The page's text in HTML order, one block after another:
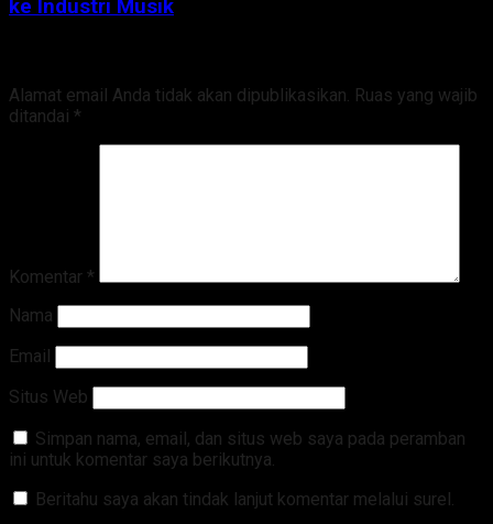
ke Industri Musik
Alamat email Anda tidak akan dipublikasikan. Ruas yang wajib
ditandai *
Komentar *
Nama
Email
Situs Web
Simpan nama, email, dan situs web saya pada peramban
ini untuk komentar saya berikutnya.
Beritahu saya akan tindak lanjut komentar melalui surel.